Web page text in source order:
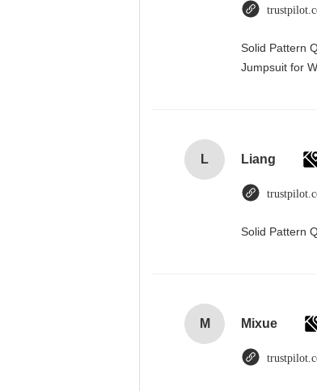
Solid Pattern
Jumpsuit for
L Liang
Solid Pattern
M Mixue